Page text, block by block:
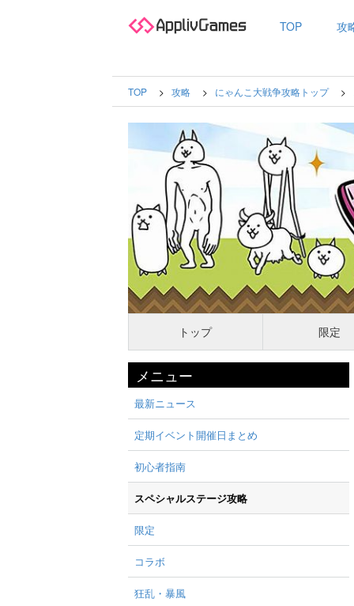
TOP 攻
TOP 攻略 にゃんこ大戦争攻略トップ
トップ 限定
メニュー
最新ニュース
定期イベント開催日まとめ
初心者指南
スペシャルステージ攻略
限定
コラボ
狂乱・暴風